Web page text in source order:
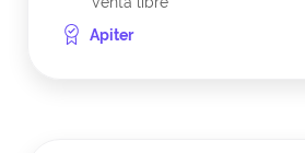
Apiter